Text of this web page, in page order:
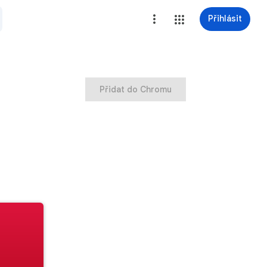
Přihlásit
Přidat do Chromu